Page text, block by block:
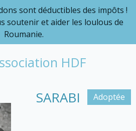
HDF
sont déductibles des impôts !
soutenir et aider les loulous de
Roumanie.
SARABI Adoptée